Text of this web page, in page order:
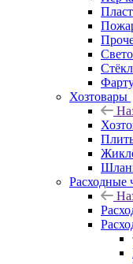
Хозтовары
Расходные